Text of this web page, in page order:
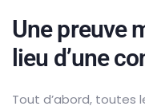
Une preuve
lieu d’une
Tout d’abord, toutes